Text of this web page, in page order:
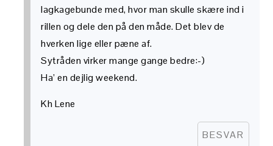
lagkagebunde med, hvor man skulle skære ind i
rillen og dele den på den måde. Det blev de
hverken lige eller pæne af.
Sytråden virker mange gange bedre:-)
Ha’ en dejlig weekend.
Kh Lene
BESVAR